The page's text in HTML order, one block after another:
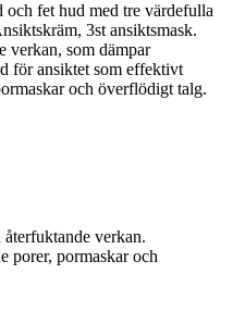
fet hud med tre värdefulla
3st ansiktsmask.
verkan, som dämpar
för ansiktet som effektivt
och överflödigt talg.
verkan.
porer, pormaskar och